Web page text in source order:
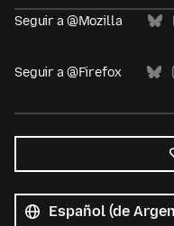
Seguir a @Mozilla
Seguir a @Firefox
los
idiomas
Idioma